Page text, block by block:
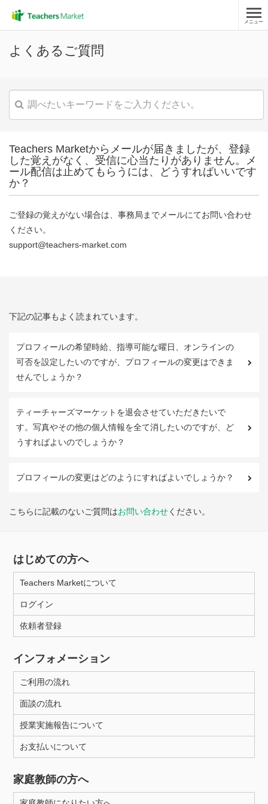
メニュー
よくあるご質問
Teachers Marketからメールが届きましたが、登録
した覚えがなく、受信に心当たりがありません。メ
ール配信は止めてもらうには、どうすればいいです
か？
ご登録の覚えがない場合は、事務局までメールにてお問い合わせ
ください。
support@teachers-market.com
下記の記事もよく読まれています。
プロフィールの希望時給、指導可能な曜日、オンラインの
可否を設定したいのですが、プロフィールの変更はできま
せんでしょうか？
ティーチャーズマーケットを退会させていただきたいで
す。写真やその他の個人情報を全て消したいのですが、ど
うすればよいのでしょうか？
プロフィールの変更はどのようにすればよいでしょうか？
こちらに記載のないご質問はお問い合わせください。
はじめての方へ
Teachers Marketについて
ログイン
依頼者登録
インフォメーション
ご利用の流れ
面談の流れ
授業実施報告について
お支払いについて
家庭教師の方へ